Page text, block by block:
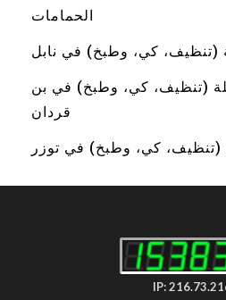
الحمامات
(تنظيف، كي، وطبخ) في نابل
(تنظيف، كي، وطبخ) في بن
قردان
(تنظيف، كي، وطبخ) في توزر
IP: